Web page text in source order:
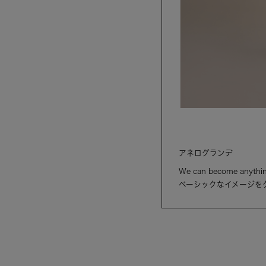
アネログランデ
We can become
ベーシックなイメージを